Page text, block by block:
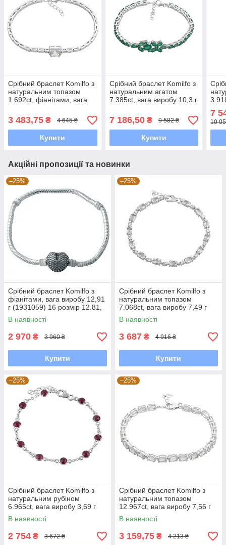
Срібний браслет Komilfo з
натуральним топазом
1.692ct, фіанітами, вага
1720 розмір
3 483,75 ₴ 4 645 ₴
Купити
Срібний браслет Komilfo з
натуральним агатом
7.385ct, вага виробу 10,3 г
7 186,50₴ 9 582 ₴
Купити
г
7
10
Акційні пропозиції та новинки
–25%
Срібний браслет Komilfo з
фіанітами, вага виробу 12,91
г (1931059) 16 розмір 12.81,
17 см
В наявності
2 970 ₴ 3 960 ₴
Купити
–25%
Срібний браслет Komilfo з
натуральним топазом
7.068ct, вага виробу 7,49 г
(2092940) 1720 розмір
В наявності
3 687 ₴ 4 916 ₴
Купити
–25%
Срібний браслет Komilfo з
натуральним рубіном
6.965ct, вага виробу 3,69 г
(2118213) 1821 розмір
В наявності
2 754 ₴ 3 672 ₴
–25%
Срібний браслет Komilfo з
натуральним топазом
12.967ct, вага виробу 7,56 г
(2166627) 1720 розмір
В наявності
3 159,75 ₴ 4 213 ₴